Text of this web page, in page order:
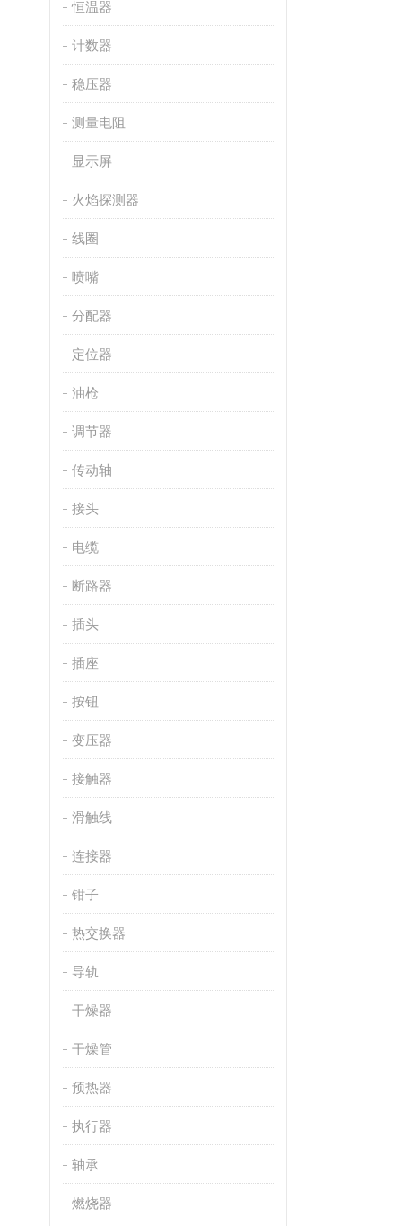
恒温器
计数器
稳压器
测量电阻
显示屏
火焰探测器
线圈
喷嘴
分配器
定位器
油枪
调节器
传动轴
接头
电缆
断路器
插头
插座
按钮
变压器
接触器
滑触线
连接器
钳子
热交换器
导轨
干燥器
干燥管
预热器
执行器
轴承
燃烧器